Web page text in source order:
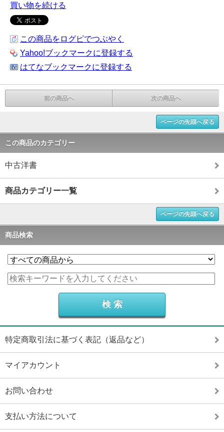
買い物を続ける
この商品をログピでつぶやく
Yahoo!ブックマークに登録する
はてなブックマークに登録する
前の商品へ 次の商品へ
ページの先頭へ戻る
この商品のカテゴリー
中古洋書
商品カテゴリー一覧
ページの先頭へ戻る
商品検索
特定商取引法に基づく表記（返品など）
マイアカウント
お問い合わせ
支払い方法について